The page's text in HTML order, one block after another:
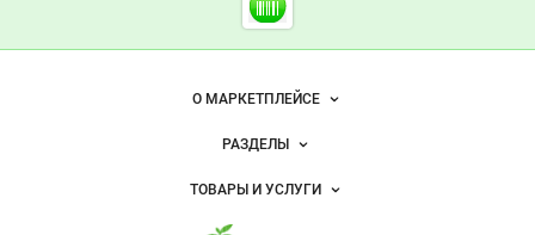
Foodretail.ru
— продукты
Важные разделы и контакты
Навигация по сайтуО МАРКЕТПЛЕЙСЕ
Новости Foodretail.ru
Размещение рекламы
Публичная оферта
РАЗДЕЛЫ
Объявления
ТОВАРЫ И УСЛУГИ
Напитки, соки, вода